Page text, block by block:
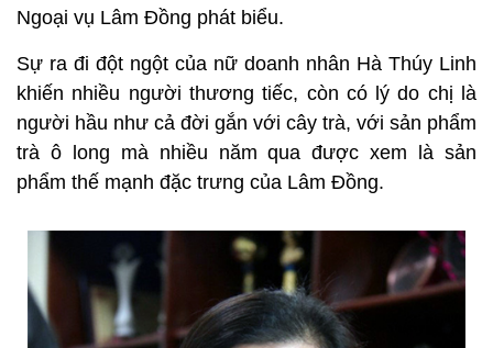
Ngoại vụ Lâm Đồng phát biểu.
Sự ra đi đột ngột của nữ doanh nhân Hà Thúy Linh
khiến nhiều người thương tiếc, còn có lý do chị là
người hầu như cả đời gắn với cây trà, với sản phẩm
trà ô long mà nhiều năm qua được xem là sản
phẩm thế mạnh đặc trưng của Lâm Đồng.